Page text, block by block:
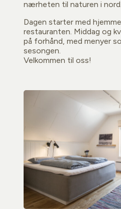
nærheten til naturen i nord.
Dagen starter med
restauranten. Middag og
på forhånd, med menyer
sesongen.
Velkommen til oss!